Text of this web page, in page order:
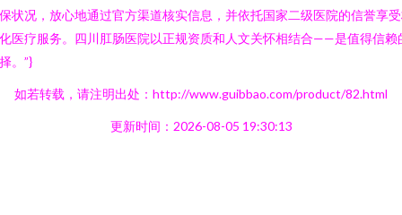
状况，放心地通过官方渠道核实信息，并依托国家二级医院的信誉享
医疗服务。四川肛肠医院以正规资质和人文关怀相结合——是值得信赖
。”}
如若转载，请注明出处：http://www.guibbao.com/product/82.html
更新时间：2026-08-05 19:30:13